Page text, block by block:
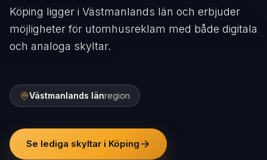
Köping ligger i Västmanlands län och erbjuder
möjligheter för utomhusreklam med både digitala
och analoga skyltar.
Västmanlands länregion
Se lediga skyltar i Köping